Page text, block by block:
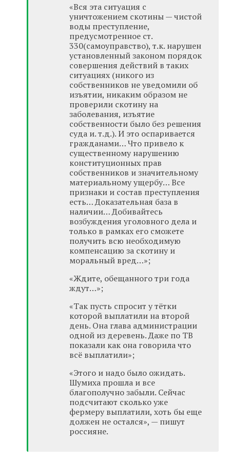
«Вся эта ситуация с
уничтожением скотины — чистой
воды преступление,
предусмотренное ст.
330(самоуправство), т.к. нарушен
установленный законом порядок
совершения действий в таких
ситуациях (никого из
собственников не уведомили об
изъятии, никаким образом не
проверили скотину на
заболевания, изъятие
собственности было без решения
суда и. т.д.). И это оспаривается
гражданами… Что привело к
существенному нарушению
конституционных прав
собственников и значительному
материальному ущербу… Все
признаки и состав преступления
есть… Доказательная база в
наличии… Добивайтесь
возбуждения уголовного дела и
только в рамках его сможете
получить всю необходимую
компенсацию за скотину и
моральный вред…»;
«Ждите, обещанного три года
ждут…»;
«Так пусть спросит у тётки
которой выплатили на второй
день. Она глава администрации
одной из деревень. Даже по ТВ
показали как она говорила что
всё выплатили»;
«Этого и надо было ожидать.
Шумиха прошла и все
благополучно забыли. Сейчас
подсчитают сколько уже
фермеру выплатили, хоть бы еще
должен не остался», — пишут
россияне.